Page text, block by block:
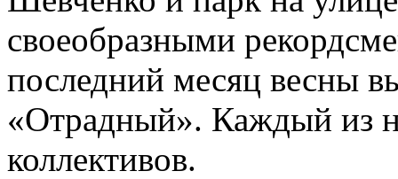
своеобразными
последний месяц весны
«Отрадный». Каждый из
коллективов.